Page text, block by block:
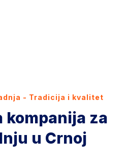
- Tradicija i kvalitet
kompanija za
u Crnoj